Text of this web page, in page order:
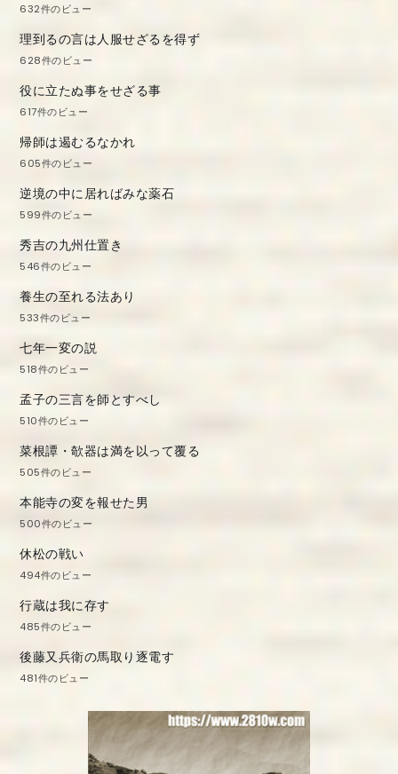
632件のビュー
理到るの言は人服せざるを得ず
628件のビュー
役に立たぬ事をせざる事
617件のビュー
帰師は遏むるなかれ
605件のビュー
逆境の中に居ればみな薬石
599件のビュー
秀吉の九州仕置き
546件のビュー
養生の至れる法あり
533件のビュー
七年一変の説
518件のビュー
孟子の三言を師とすべし
510件のビュー
菜根譚・欹器は満を以って覆る
505件のビュー
本能寺の変を報せた男
500件のビュー
休松の戦い
494件のビュー
行蔵は我に存す
485件のビュー
後藤又兵衛の馬取り逐電す
481件のビュー